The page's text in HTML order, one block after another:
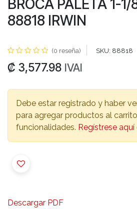
BROCA PALETA 1-
88818 IRWIN
(0 reseña) SKU: 88818
₡ 3,577.98 IVAI
Debe estar registrado y haber
para agregar productos al
funcionalidades. Regístrese aquí
Descargar PDF